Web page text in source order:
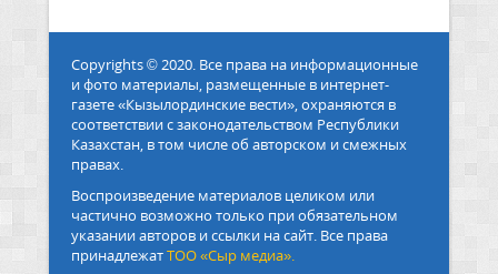
Copyrights © 2020. Все права на информационные
и фото материалы, размещенные в интернет-
газете «Кызылординские вести», охраняются в
соответствии с законодательством Республики
Казахстан, в том числе об авторском и смежных
правах.
Воспроизведение материалов целиком или
частично возможно только при обязательном
указании авторов и ссылки на сайт. Все права
принадлежатТОО «Сыр медиа».